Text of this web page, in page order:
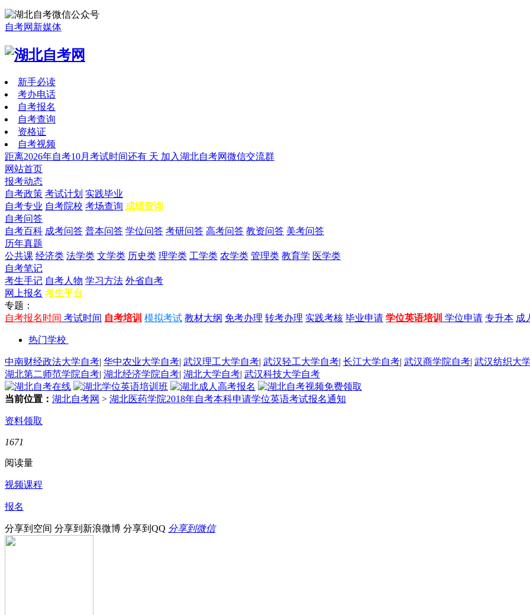
自考网新媒体
新手必读
考办电话
自考报名
自考查询
资格证
自考视频
距离2026年自考10月考试时间还有 天 加入湖北自考网微信交流群
网站首页
报考动态
自考政策 考试计划 实践毕业
自考专业 自考院校 考场查询 成绩查询
自考问答
自考百科 成考问答 普本问答 学位问答 考研问答 高考问答 教资问答 美考问答
历年真题
公共课 经济类 法学类 文学类 历史类 理学类 工学类 农学类 管理类 教育学 医学类
自考笔记
考生手记 自考人物 学习方法 外省自考
网上报名 考生平台
专题：
自考报名时间 考试时间 自考培训 模拟考试 教材大纲 免考办理 转考办理 实践考核 毕业申请 学位英语培训 学位申请 专升本 成
热门学校
中南财经政法大学自考| 华中农业大学自考| 武汉理工大学自考| 武汉轻工大学自考| 长江大学自考| 武汉商学院自考| 武汉纺织大
湖北第二师范学院自考| 湖北经济学院自考| 湖北大学自考| 武汉科技大学自考
当前位置： 湖北自考网 > 湖北医药学院2018年自考本科申请学位英语考试报名通知
资料领取
1671
阅读量
视频课程
报名
分享到空间 分享到新浪微博 分享到QQ 分享到微信